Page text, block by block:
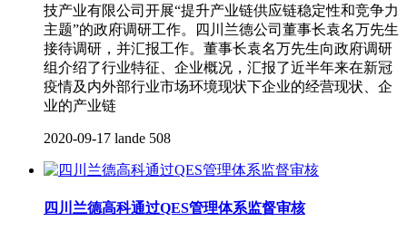
技产业有限公司开展“提升产业链供应链稳定性和竞争力
主题”的政府调研工作。四川兰德公司董事长袁名万先生
接待调研，并汇报工作。董事长袁名万先生向政府调研
组介绍了行业特征、企业概况，汇报了近半年来在新冠
疫情及内外部行业市场环境现状下企业的经营现状、企
业的产业链
2020-09-17 lande 508
四川兰德高科通过QES管理体系监督审核